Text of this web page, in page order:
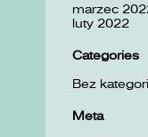
marzec
luty 2022
Categories
Bez
Meta